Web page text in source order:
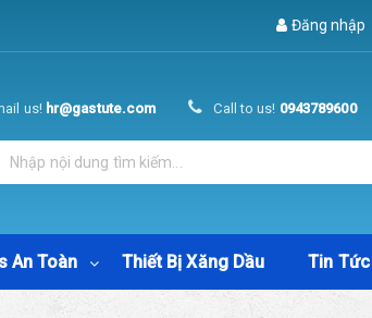
Đăng nhập
us! hr@gastute.com Call to us! 0943789600
An Toàn Thiết Bị Xăng Dầu Tin Tức